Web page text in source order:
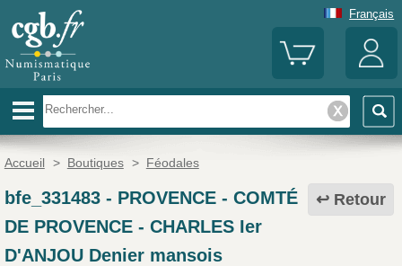
Français
Accueil > Boutiques > Féodales
Retour
bfe_331483- PROVENCE - COMTÉ
DE PROVENCE - CHARLES Ier
D'ANJOU Denier mansois